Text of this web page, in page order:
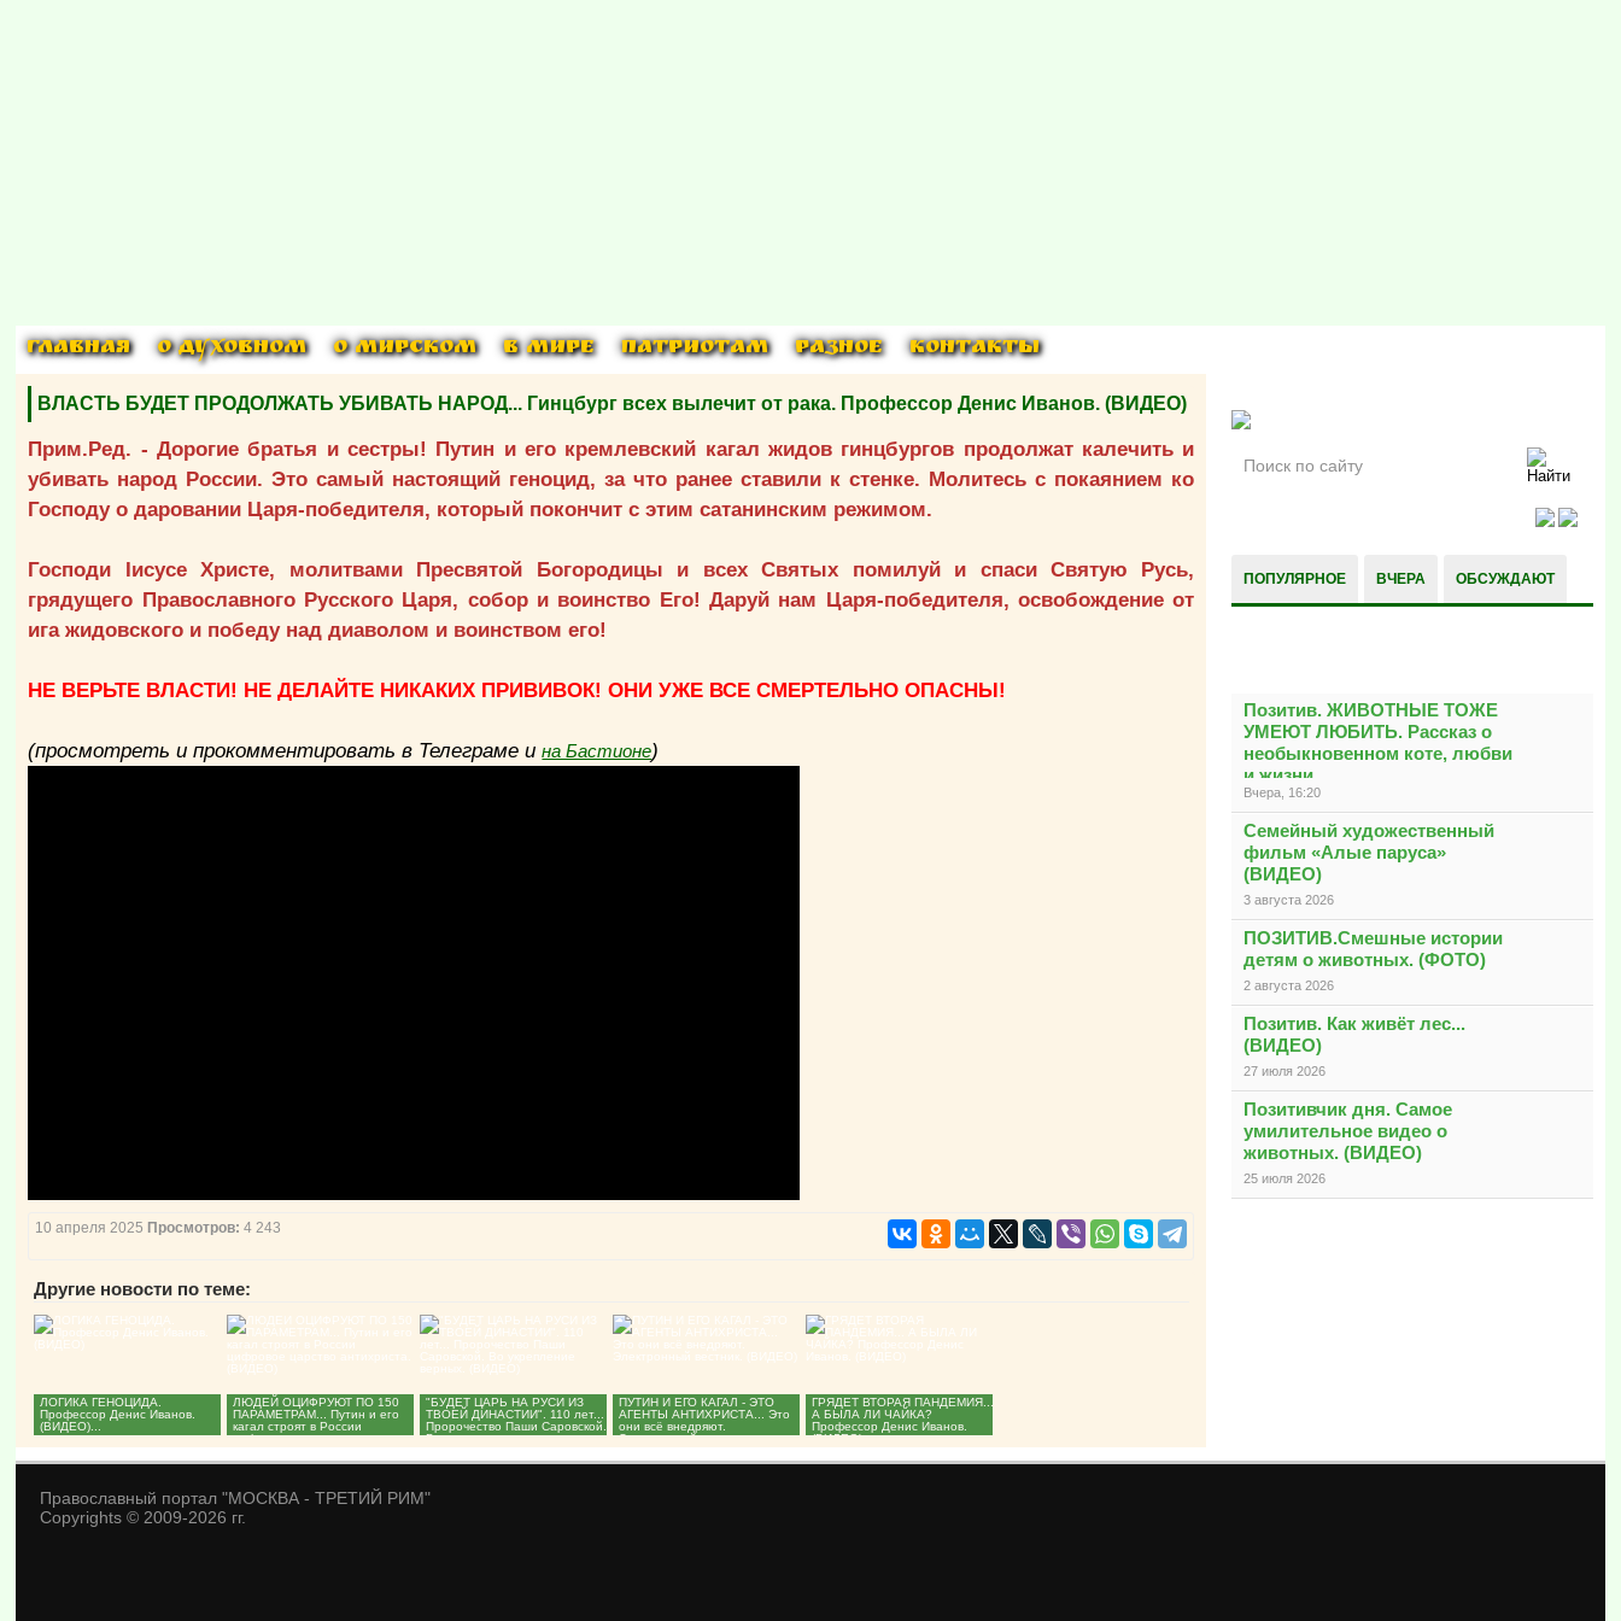
ГЛАВНАЯ О ДУХОВНОМ О МИРСКОМ В МИРЕ ПАТРИОТАМ РАЗНОЕ КОНТАКТЫ
ПОПУЛЯРНОЕ ВЧЕРА ОБСУЖДАЮТ
Позитив. ЖИВОТНЫЕ ТОЖЕ
УМЕЮТ ЛЮБИТЬ. Рассказ о
необыкновенном коте, любви
и жизни
Вчера, 16:20
Семейный художественный
фильм «Алые паруса»
(ВИДЕО)
3 августа 2026
ПОЗИТИВ.Смешные истории
детям о животных. (ФОТО)
2 августа 2026
Позитив. Как живёт лес...
(ВИДЕО)
27 июля 2026
Позитивчик дня. Самое
умилительное видео о
животных. (ВИДЕО)
25 июля 2026
ВЛАСТЬ БУДЕТ ПРОДОЛЖАТЬ УБИВАТЬ НАРОД... Гинцбург всех вылечит от рака. Профессор Денис Иванов. (ВИДЕО)
Прим.Ред. - Дорогие братья и сестры! Путин и его кремлевский кагал жидов гинцбургов продолжат калечить и
убивать народ России. Это самый настоящий геноцид, за что ранее ставили к стенке. Молитесь с покаянием ко
Господу о даровании Царя-победителя, который покончит с этим сатанинским режимом.
Господи Iисусе Христе, молитвами Пресвятой Богородицы и всех Святых помилуй и спаси Святую Русь,
грядущего Православного Русского Царя, собор и воинство Его! Даруй нам Царя-победителя, освобождение от
ига жидовского и победу над диаволом и воинством его!
НЕ ВЕРЬТЕ ВЛАСТИ! НЕ ДЕЛАЙТЕ НИКАКИХ ПРИВИВОК! ОНИ УЖЕ ВСЕ СМЕРТЕЛЬНО ОПАСНЫ!
(просмотреть и прокомментировать в Телеграме ина Бастионе)
10 апреля 2025 Просмотров: 4 243
Другие новости по теме:
ЛОГИКА ГЕНОЦИДА.
Профессор Денис Иванов.
(ВИДЕО)...
ЛЮДЕЙ ОЦИФРУЮТ ПО 150
ПАРАМЕТРАМ... Путин и его
кагал строят в России
цифровое царство
антихриста....
"БУДЕТ ЦАРЬ НА РУСИ ИЗ
ТВОЕЙ ДИНАСТИИ". 110 лет...
Пророчество Паши Саровской.
Во укрепление...
ПУТИН И ЕГО КАГАЛ - ЭТО
АГЕНТЫ АНТИХРИСТА... Это
они всё внедряют.
Электронный вестник.
(ВИДЕО)...
ГРЯДЕТ ВТОРАЯ ПАНДЕМИЯ...
А БЫЛА ЛИ ЧАЙКА?
Профессор Денис Иванов.
(ВИДЕО)...
Православный портал "МОСКВА - ТРЕТИЙ РИМ"
Copyrights © 2009-2026 гг.